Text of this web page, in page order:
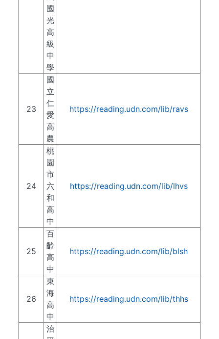
國
光
高
級
中
學
23
國
立
仁
愛
高
農
https://reading.udn.com/lib/ravs
24
桃
園
市
六
和
高
中
https://reading.udn.com/lib/lhvs
25
百
齡
高
中
https://reading.udn.com/lib/blsh
26
東
海
高
中
https://reading.udn.com/lib/thhs
治